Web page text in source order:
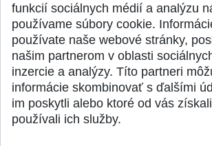
SPÄŤ NA VRCH
funkcií sociálnych médií a analýzu
používame súbory cookie.
používate naše webové stránky,
našim partnerom v oblasti
inzercie a analýzy. Títo partneri
informácie skombinovať s ďalšími
im poskytli alebo ktoré od vás
používali ich služby.